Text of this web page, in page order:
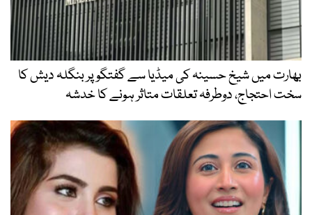
بھارت میں شیخ حسینہ کی میڈیا سے گفتگو پر بنگلہ دیش کا
سخت احتجاج، دوطرفہ تعلقات متاثر ہونے کا خدشہ